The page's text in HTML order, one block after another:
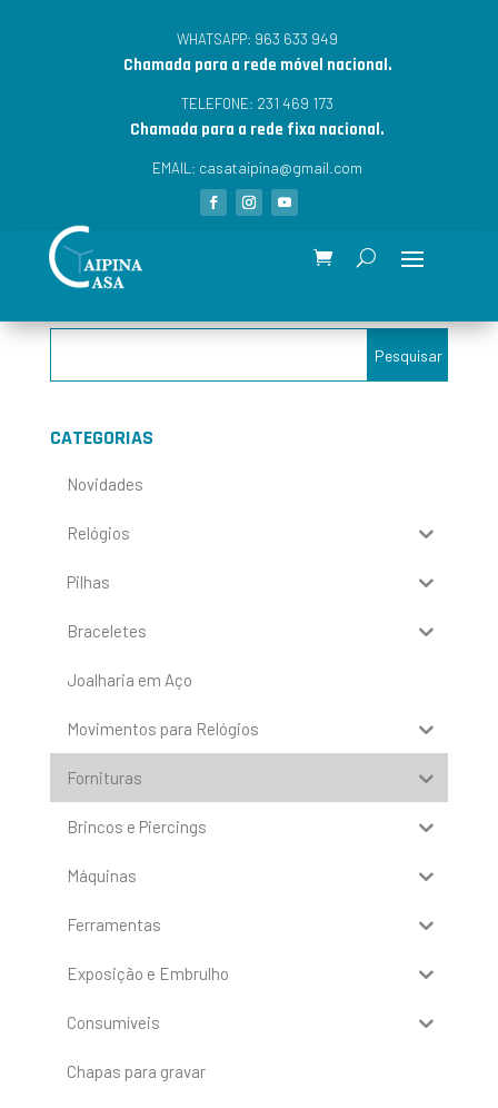
WHATSAPP: 963 633 949
Chamada para a rede móvel nacional.
TELEFONE: 231 469 173
Chamada para a rede fixa nacional.
EMAIL: casataipina@gmail.com
CATEGORIAS
Novidades
Relógios
Pilhas
Braceletes
Joalharia em Aço
Movimentos para Relógios
Fornituras
Brincos e Piercings
Máquinas
Ferramentas
Exposição e Embrulho
Consumíveis
Chapas para gravar